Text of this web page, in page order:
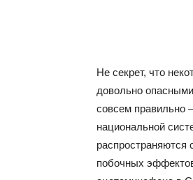
Не секрет, что
довольно
совсем правильно
национальной
распространяются
побочных